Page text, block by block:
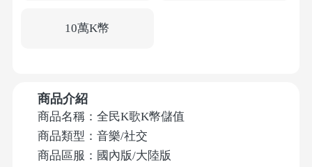
10萬K幣
商品介紹
商品名稱：全民K歌K幣儲值
商品類型：音樂/社交
商品區服：國內版/大陸版